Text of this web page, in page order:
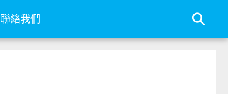
聯絡我們